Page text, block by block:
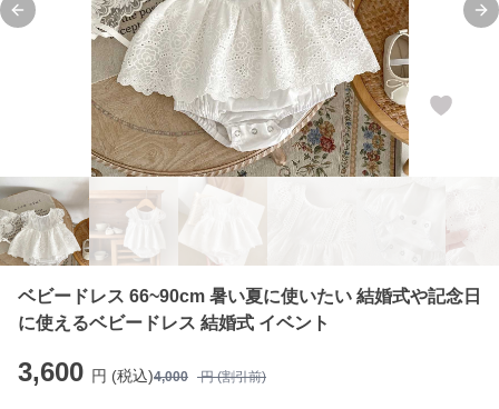
Previous slide
ベビードレス 66~90cm 暑い夏に使いたい 結婚式や記念日
に使えるベビードレス 結婚式 イベント
3,600 円 (税込)4,000 円 (割引前)